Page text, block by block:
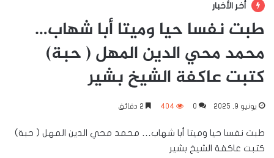
أخر الأخبار
طبت نفسا حيا وميتا أبا شهاب…
محمد محي الدين المهل ( حبة)
كتبت عاكفة الشيخ بشير
يونيو 9, 2025 0
404
طبت نفسا حيا وميتا أبا شهاب… محمد محي الدين المهل ( حبة)
كتبت عاكفة الشيخ بشير